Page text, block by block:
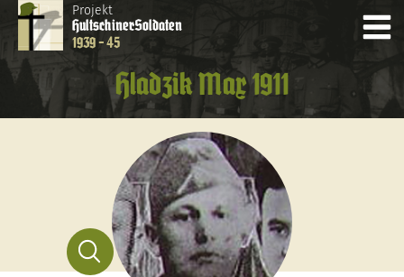
Projekt
HultschinerSoldaten
1939 - 45
Hladzik Max 1911